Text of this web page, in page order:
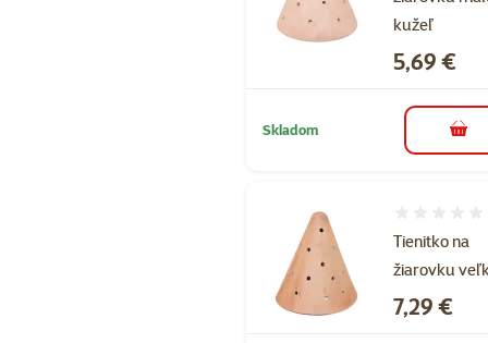
kužeľ
Cena
5,69 €
Skladom do
Tienitko na
žiarovku
Cena
7,29 €